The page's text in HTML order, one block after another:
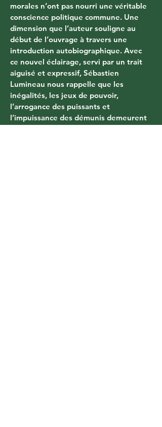
morales n’ont pas nourri une véritable
conscience politique commune. Une
dimension que l’auteur souligne au
début de l’ouvrage à travers une
introduction autobiographique. Avec
ce nouvel éclairage, servi par un trait
aiguisé et expressif, Sébastien
Lumineau nous rappelle que les
inégalités, les jeux de pouvoir,
l’arrogance des puissants et
l’impuissance des démunis demeurent